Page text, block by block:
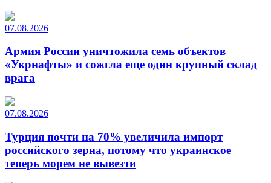
07.08.2026
Армия России уничтожила семь объектов
«Укрнафты» и сожгла еще один крупный склад
врага
07.08.2026
Турция почти на 70% увеличила импорт
российского зерна, потому что украинское
теперь морем не вывезти